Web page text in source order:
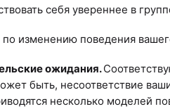
себя увереннее в
изменению поведения
ожидания.
быть, несоответствие
несколько моделей